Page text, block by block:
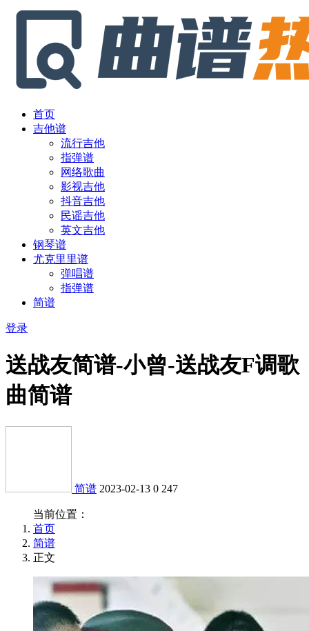
首页
吉他谱
流行吉他
指弹谱
网络歌曲
影视吉他
抖音吉他
民谣吉他
英文吉他
钢琴谱
尤克里里谱
弹唱谱
指弹谱
简谱
登录
送战友简谱-小曾-送战友F调歌
曲简谱
简谱 2023-02-13 0 247
当前位置：
首页
简谱
正文